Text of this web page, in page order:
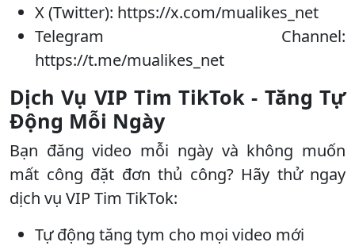
X (Twitter): https://x.com/mualikes_net
Telegram Channel:
https://t.me/mualikes_net
Dịch Vụ VIP Tim TikTok - Tăng Tự
Động Mỗi Ngày
Bạn đăng video mỗi ngày và không muốn
mất công đặt đơn thủ công? Hãy thử ngay
dịch vụ VIP Tim TikTok:
Tự động tăng tym cho mọi video mới